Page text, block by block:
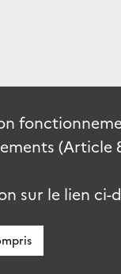
sur le lien ci-